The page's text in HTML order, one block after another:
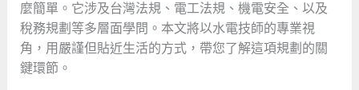
麼簡單。它涉及台灣法規、電工法規、機電安全、以及
稅務規劃等多層面學問。本文將以水電技師的專業視
角，用嚴謹但貼近生活的方式，帶您了解這項規劃的關
鍵環節。